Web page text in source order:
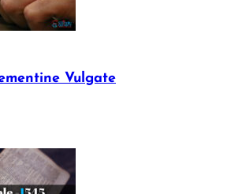
Vulgate